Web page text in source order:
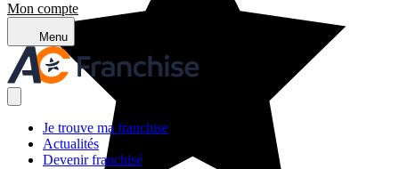
Mon compte
Menu
Je trouve ma franchise
Actualités
Devenir franchisé